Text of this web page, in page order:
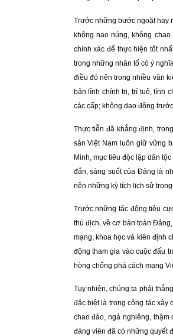
Trước những bước ngoặt hay
không nao núng, không
chính xác để thực hiện tốt
trong những nhân tố có ý
điều đó nên trong nhiều văn
bản lĩnh chính trị, trí tuệ, tính
các cấp; không dao động
Thực tiễn đã khẳng định,
sản Việt Nam luôn giữ vững
Minh, mục tiêu độc lập dân
đắn, sáng suốt của Đảng là
nên những kỳ tích lịch sử
Trước những tác động tiêu
thù địch, về cơ bản toàn
mạng, khoa học và kiên định
động tham gia vào cuộc đấu
hòng chống phá cách mạng
Tuy nhiên, chúng ta phải
đặc biệt là trong công tác
chao đảo, ngả nghiêng,
đảng viên đã có những quyết